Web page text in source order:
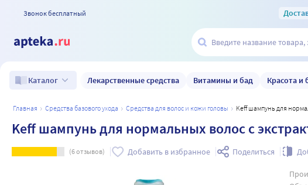
Звонок бесплатный
Каталог Лекарственные средства Витамины и бад Красота и
главная средства базового ухода средства для волос и кожи головы Keff шампунь для
Keff шампунь для нормальных волос с
(6отзывов) Добавить в избранное Поделиться